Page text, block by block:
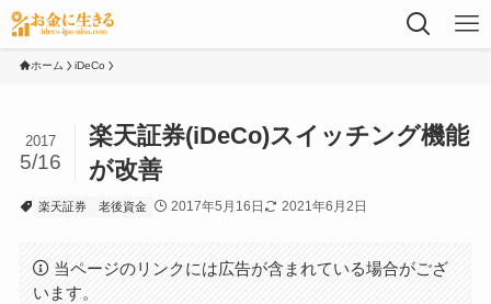
ホーム iDeCo
楽天証券(iDeCo)スイッチング機能
が改善
2017
5/16
楽天証券 老後資金 2017年5月16日 2021年6月2日
当ページのリンクには広告が含まれている場合がござ
います。